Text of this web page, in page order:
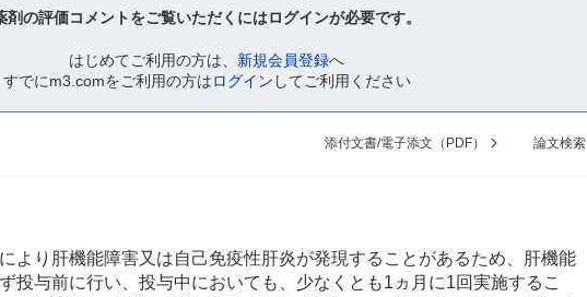
剤の評価コメントをご覧いただくにはログインが必要です。
はじめてご利用の方は、 新規会員登録へ
すでにm3.comをご利用の方はログイン してご利用ください
添付文書/電子添文（PDF） 論文検索
より肝機能障害又は自己免疫性肝炎が発現する ことがあるため、肝機能
投与前に行い、投与中においても、少なくとも1ヵ月に1回実施するこ